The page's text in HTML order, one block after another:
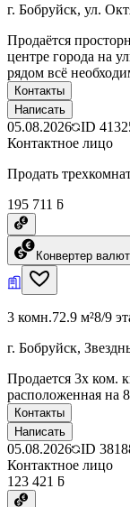
г. Бобруйск, ул.
Продаётся
центре города на
рядом всё
Контакты
Написать
05.08.2026 ID
Контактное лицо
Продать
195 711 ƃ
Конвертер валют
3 комн.72.9 м²8/9
г. Бобруйск,
Продается 3х ком.
расположенная на
Контакты
Написать
05.08.2026 ID
Контактное лицо
123 421 ƃ